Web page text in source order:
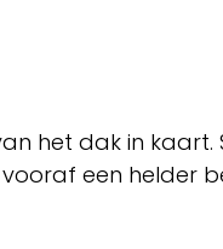
het dak in kaart.
een helder